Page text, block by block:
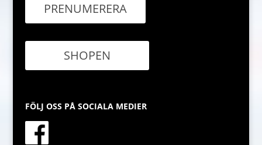
PRENUMERERA
SHOPEN
FÖLJ OSS PÅ SOCIALA MEDIER